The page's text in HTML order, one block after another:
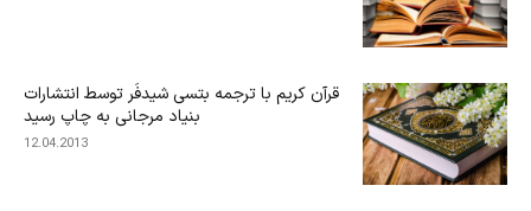
قرآن کریم با ترجمه بتسی شیدفَر توسط انتشارات
بنیاد مرجانی به چاپ رسید
12.04.2013